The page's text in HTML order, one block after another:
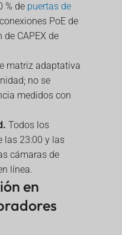
% de puertas de
PoE de
de CAPEX de
matriz adaptativa
no se
medidos con
Todos los
las 23:00 y las
cámaras de
línea.
en